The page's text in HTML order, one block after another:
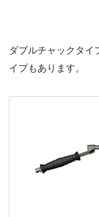
ダブルチャックタイ
イプもあります。